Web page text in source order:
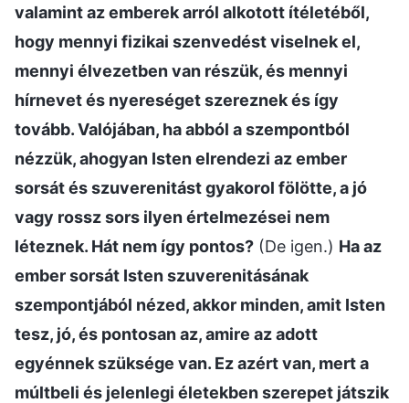
valamint az emberek arról alkotott ítéletéből,
hogy mennyi fizikai szenvedést viselnek el,
mennyi élvezetben van részük, és mennyi
hírnevet és nyereséget szereznek és így
tovább. Valójában, ha abból a szempontból
nézzük, ahogyan Isten elrendezi az ember
sorsát és szuverenitást gyakorol fölötte, a jó
vagy rossz sors ilyen értelmezései nem
léteznek. Hát nem így pontos? (De igen.) Ha az
ember sorsát Isten szuverenitásának
szempontjából nézed, akkor minden, amit Isten
tesz, jó, és pontosan az, amire az adott
egyénnek szüksége van. Ez azért van, mert a
múltbeli és jelenlegi életekben szerepet játszik